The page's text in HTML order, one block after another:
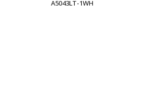
A5043LT-1WH